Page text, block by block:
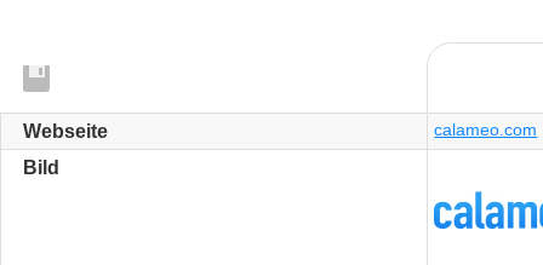
Webseite calameo.com
Bild